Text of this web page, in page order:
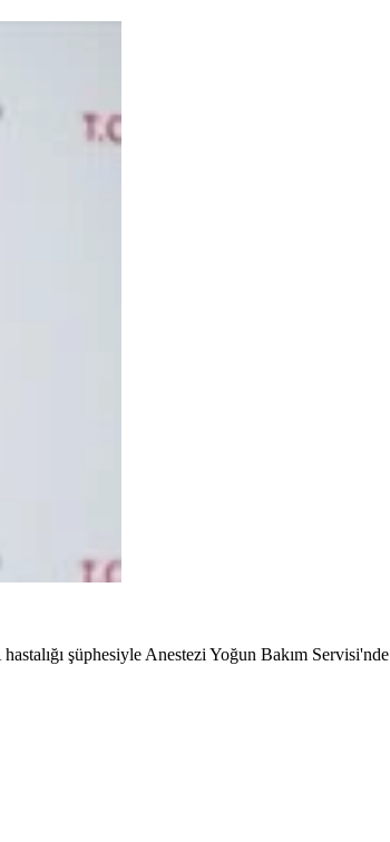
şüphesiyle Anestezi Yoğun Bakım Servisi'nde